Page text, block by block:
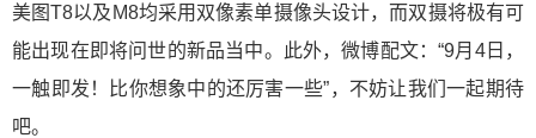
美图T8以及M8均采用双像素单摄像头设计，而双摄将极有可
能出现在即将问世的新品当中。此外，微博配文：“9月4日，
一触即发！比你想象中的还厉害一些”，不妨让我们一起期待
吧。